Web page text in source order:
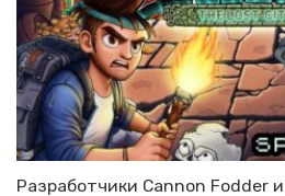
Разработчики Cannon Fodder